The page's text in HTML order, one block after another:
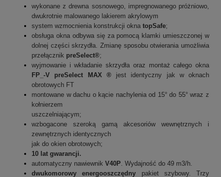
wykonane z drewna sosnowego, impregnowanego próżniowo,
dwukrotnie malowanego lakierem akrylowym
system wzmocnienia konstrukcji okna topSafe;
obsługa okna odbywa się za pomocą klamki umieszczonej w
dolnej części skrzydła. Zmianę sposobu otwierania umożliwia
przełącznik preSelect®;
wyjmowanie i wkładanie skrzydła oraz montaż całego okna
FP_-V preSelect MAX ®jest identyczny jak w oknach
obrotowych FT
montowane w dachu o kącie nachylenia od 15° do 55° wraz z
kołnierzem
uszczelniającym;
wzbogacone szeroką gamą akcesoriów wewnętrznych i
zewnętrznych identycznych
jak do okien obrotowych;
10 lat gwarancji.
automatyczny nawiewnik V40P . Wydajność do 49 m3/h.
dwukomorowy
energooszczędny pakiet szybowy. Trzy